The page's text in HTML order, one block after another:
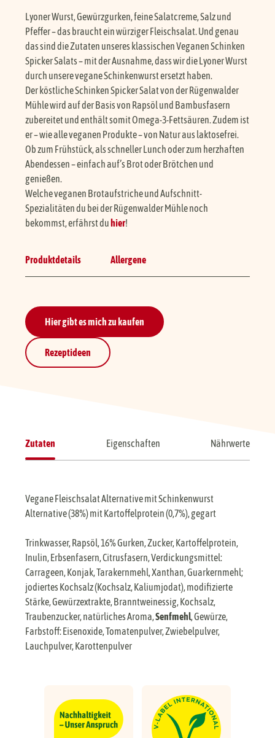
Lyoner Wurst, Gewürzgurken, feine Salatcreme, Salz und
Pfeffer – das braucht ein würziger Fleischsalat. Und genau
das sind die Zutaten unseres klassischen Veganen Schinken
Spicker Salats – mit der Ausnahme, dass wir die Lyoner Wurst
durch unsere vegane Schinkenwurst ersetzt haben.
Der köstliche Schinken Spicker Salat von der Rügenwalder
Mühle wird auf der Basis von Rapsöl und Bambusfasern
zubereitet und enthält somit Omega-3-Fettsäuren. Zudem ist
er – wie alle veganen Produkte – von Natur aus laktosefrei.
Ob zum Frühstück, als schneller Lunch oder zum herzhaften
Abendessen – einfach auf’s Brot oder Brötchen und
genießen.
Welche veganen Brotaufstriche und Aufschnitt-
Spezialitäten du bei der Rügenwalder Mühle noch
bekommst, erfährst du hier!
Produktdetails Allergene
Rezeptideen
Hier gibt es mich zu kaufen
Zutaten Eigenschaften Nährwerte
Vegane Fleischsalat Alternative mit Schinkenwurst
Alternative (38%) mit Kartoffelprotein (0,7%), gegart
Trinkwasser, Rapsöl, 16% Gurken, Zucker, Kartoffelprotein,
Inulin, Erbsenfasern, Citrusfasern, Verdickungsmittel:
Carrageen, Konjak, Tarakernmehl, Xanthan, Guarkernmehl;
jodiertes Kochsalz (Kochsalz, Kaliumjodat), modifizierte
Stärke, Gewürzextrakte, Branntweinessig, Kochsalz,
Traubenzucker, natürliches Aroma,Senfmehl, Gewürze,
Farbstoff: Eisenoxide, Tomatenpulver, Zwiebelpulver,
Lauchpulver, Karottenpulver